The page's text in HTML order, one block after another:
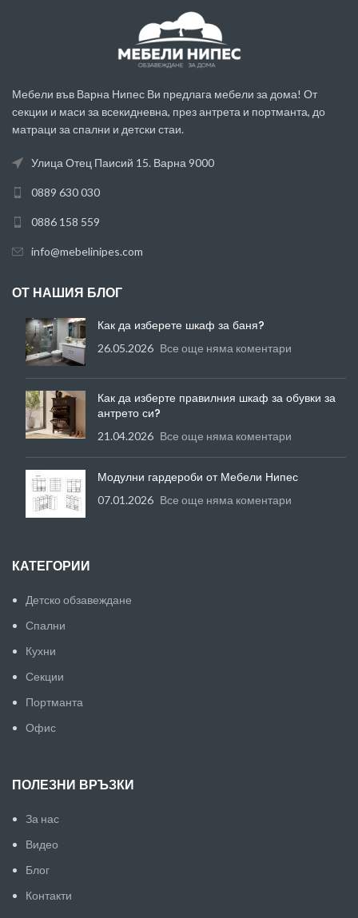
Мебели във Варна Нипес Ви предлага мебели за дома! От
секции и маси за всекидневна, през антрета и портманта, до
матраци за спални и детски стаи.
Улица Отец Паисий 15. Варна 9000
0889 630 030
0886 158 559
info@mebelinipes.com
ОТ НАШИЯ БЛОГ
Как да изберете шкаф за баня?
26.05.2026 Все още няма коментари
Как да изберте правилния шкаф за обувки за
антрето си?
21.04.2026 Все още няма коментари
Модулни гардероби от Мебели Нипес
07.01.2026 Все още няма коментари
КАТЕГОРИИ
Детско обзавеждане
Спални
Кухни
Секции
Портманта
Офис
ПОЛЕЗНИ ВРЪЗКИ
За нас
Видео
Блог
Контакти